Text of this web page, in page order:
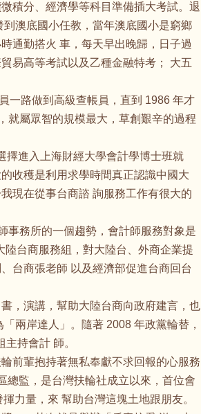
積分、經濟學等科目準備插大考試。退
澳底國小任教，當年澳底國小是窮鄉
通勤搭火 車，每天早出晚歸，日子過
易高等考試以及乙種金融特考； 大五
一路做到高級查帳員，直到 1986 年才
就屬眾智的規模最大，草創艱辛的過程
擇進入上海財經大學會計學博士班就
收穫是利用求學時間真正認識中國大
現在從事台商諮 詢服務工作有很大的
事務所的一個趨勢，會計師服務對象是
台商服務組，對大陸台、外商企業提
台商張老師 以及經濟部促進台商回台
，演講，幫助大陸台商向政府建言，也
兩岸達人」。隨著 2008 年政黨輪替，
持會計 師。
前輩抱持著無私奉獻不求回報的心服務
總監，是台灣扶輪社成立以來，首位會
力量，來 幫助台灣這塊土地跟朋友。